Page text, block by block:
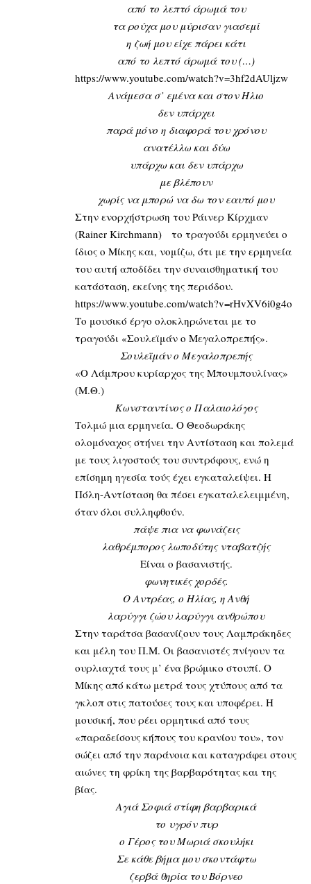
από το λεπτό άρωμά του
τα ρούχα μου μύρισαν γιασεμί
η ζωή μου είχε πάρει κάτι
από το λεπτό άρωμά του (…)
https://www.youtube.com/watch?v=3hf2dAUljzw
Ανάμεσα σ’ εμένα και στον Ήλιο
δεν υπάρχει
παρά μόνο η διαφορά του χρόνου
ανατέλλω και δύω
υπάρχω και δεν υπάρχω
με βλέπουν
χωρίς να μπορώ να δω τον εαυτό μου
Στην ενορχήστρωση του Ράινερ Κίρχμαν
(Rainer Kirchmann) το τραγούδι ερμηνεύει ο
ίδιος ο Μίκης και, νομίζω, ότι με την ερμηνεία
του αυτή αποδίδει την συναισθηματική του
κατάσταση, εκείνης της περιόδου.
https://www.youtube.com/watch?v=rHvXV6i0g4o
Το μουσικό έργο ολοκληρώνεται με το
τραγούδι «Σουλεϊμάν ο Μεγαλοπρεπής».
Σουλεϊμάν ο Μεγαλοπρεπής
«Ο Λάμπρου κυρίαρχος της Μπουμπουλίνας»
(Μ.Θ.)
Κωνσταντίνος ο Παλαιολόγος
Τολμώ μια ερμηνεία. Ο Θεοδωράκης
ολομόναχος στήνει την Αντίσταση και πολεμά
με τους λιγοστούς του συντρόφους, ενώ η
επίσημη ηγεσία τούς έχει εγκαταλείψει. Η
Πόλη-Αντίσταση θα πέσει εγκαταλελειμμένη,
όταν όλοι συλληφθούν.
πάψε πια να φωνάζεις
λαθρέμπορος λωποδύτης νταβατζής
Είναι ο βασανιστής.
φωνητικές χορδές.
Ο Αντρέας, ο Ηλίας, η Ανθή
λαρύγγι ζώου λαρύγγι ανθρώπου
Στην ταράτσα βασανίζουν τους Λαμπράκηδες
και μέλη του Π.Μ. Οι βασανιστές πνίγουν τα
ουρλιαχτά τους μ’ ένα βρώμικο στουπί. Ο
Μίκης από κάτω μετρά τους χτύπους από τα
γκλοπ στις πατούσες τους και υποφέρει. Η
μουσική, που ρέει ορμητικά από τους
«παραδείσους κήπους του κρανίου του», τον
σώζει από την παράνοια και καταγράφει στους
αιώνες τη φρίκη της βαρβαρότητας και της
βίας.
Αγιά Σοφιά στίφη βαρβαρικά
το υγρόν πυρ
ο Γέρος του Μωριά σκουλήκι
Σε κάθε βήμα μου σκοντάφτω
ζερβά θηρία του Βόρνεο